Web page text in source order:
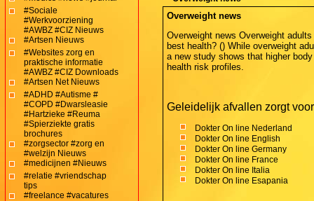
#Sociale
#Werkvoorziening
#AWBZ #CIZ Nieuws
#Artsen Nieuws
#Websites zorg en
praktische informatie
#AWBZ #CIZ Downloads
#Artsen Net Nieuws
#ADHD #Autisme #
#COPD #Dwarsleasie
#Hartzieke #Reuma
#Spierziekte gratis
brochures
#zorgsector #zorg en
#welzijn Nieuws
#medicijnen #Nieuws
#relatie #vriendschap
tips
#freelance #vacatures
Overweight news
Overweight news Overweight
best health? () While overweight
a new study shows that higher
health risk profiles.
Geleidelijk afvallen zorgt
Dokter On line Nederland
Dokter On line English
Dokter On line Germany
Dokter On line France
Dokter On line Italia
Dokter On line Esapania